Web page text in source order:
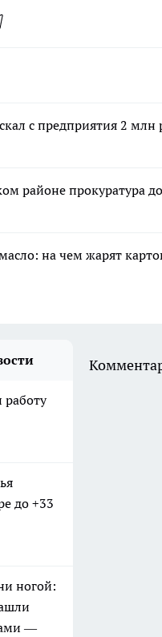
с предприятия 2
районе прокуратура
на чем жарят
работу
до +33
ногой:
—